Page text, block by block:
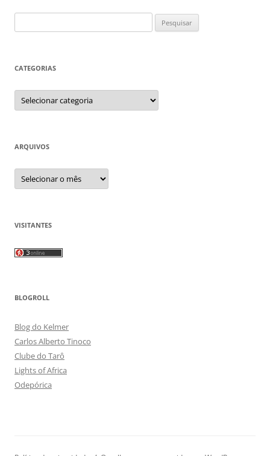
por:
CATEGORIAS
Categorias
ARQUIVOS
Arquivos
VISITANTES
BLOGROLL
Blog do Kelmer
Carlos Alberto Tinoco
Clube do Tarô
Lights of Africa
Odepórica